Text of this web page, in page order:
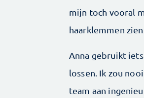
mijn toch vooral
haarklemmen
Anna gebruikt
lossen. Ik zou
team aan